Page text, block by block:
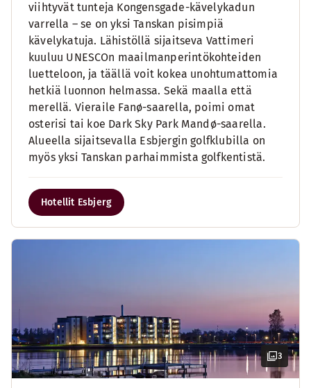
viihtyvät tunteja Kongensgade-kävelykadun
varrella – se on yksi Tanskan pisimpiä
kävelykatuja. Lähistöllä sijaitseva Vattimeri
kuuluu UNESCOn maailmanperintökohteiden
luetteloon, ja täällä voit kokea unohtumattomia
hetkiä luonnon helmassa. Sekä maalla että
merellä. Vieraile Fanø-saarella, poimi omat
osterisi tai koe Dark Sky Park Mandø-saarella.
Alueella sijaitsevalla Esbjergin golfklubilla on
myös yksi Tanskan parhaimmista golfkentistä.
Hotellit Esbjerg
3